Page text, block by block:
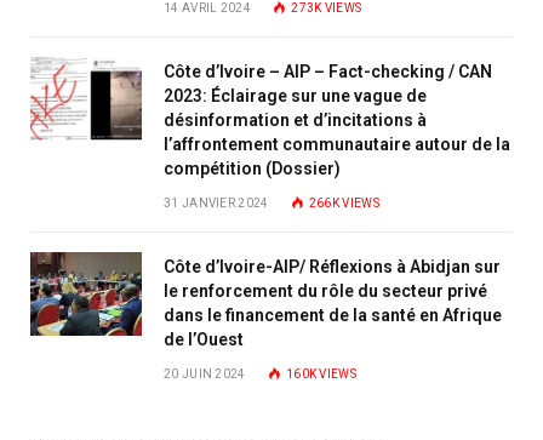
14 AVRIL 2024 273K VIEWS
Côte d’Ivoire – AIP – Fact-checking / CAN
2023: Éclairage sur une vague de
désinformation et d’incitations à
l’affrontement communautaire autour de la
compétition (Dossier)
31 JANVIER 2024 266KVIEWS
Côte d’Ivoire-AIP/ Réflexions à Abidjan sur
le renforcement du rôle du secteur privé
dans le financement de la santé en Afrique
de l’Ouest
20 JUIN 2024 160KVIEWS